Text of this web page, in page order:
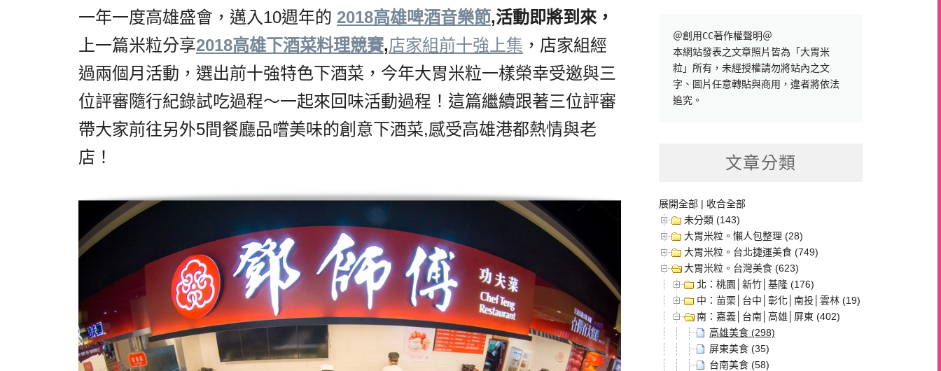
一年一度高雄盛會，邁入10週年的 2018高雄啤酒音樂節,活動即將到來，
上一篇米粒分享2018高雄下酒菜料理競賽,店家組前十強上集 ，店家組經
過兩個月活動，選出前十強特色下酒菜，今年大胃米粒一樣榮幸受邀與三
位評審隨行紀錄試吃過程～一起來回味活動過程！這篇繼續跟著三位評審
帶大家前往另外5間餐廳品嚐美味的創意下酒菜,感受高雄港都熱情與老
店！
＠創用CC著作權聲明＠
本網站發表之文章照片皆為「大胃米
粒」所有，未經授權請勿將站內之文
字、圖片任意轉貼與商用，違者將依法
追究。
文章分類
展開全部 | 收合全部
未分類 (143)
大胃米粒。懶人包整理 (28)
大胃米粒。台北捷運美食 (749)
大胃米粒。台灣美食 (623)
北：桃園│新竹│基隆 (176)
中：苗栗│台中│彰化│南投│雲林 (19)
南：嘉義│台南│高雄│屏東 (402)
高雄美食 (298)
屏東美食 (35)
台南美食 (58)